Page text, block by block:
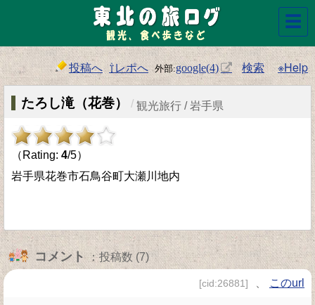
投稿へ ⇧レポへ google(4) 検索 ※Help
たろし滝（花巻） / 観光旅行 / 岩手県
（Rating: 4/5）
岩手県花巻市石鳥谷町大瀬川地内
コメント：投稿数 (7)
[cid:26881] このurl
☰